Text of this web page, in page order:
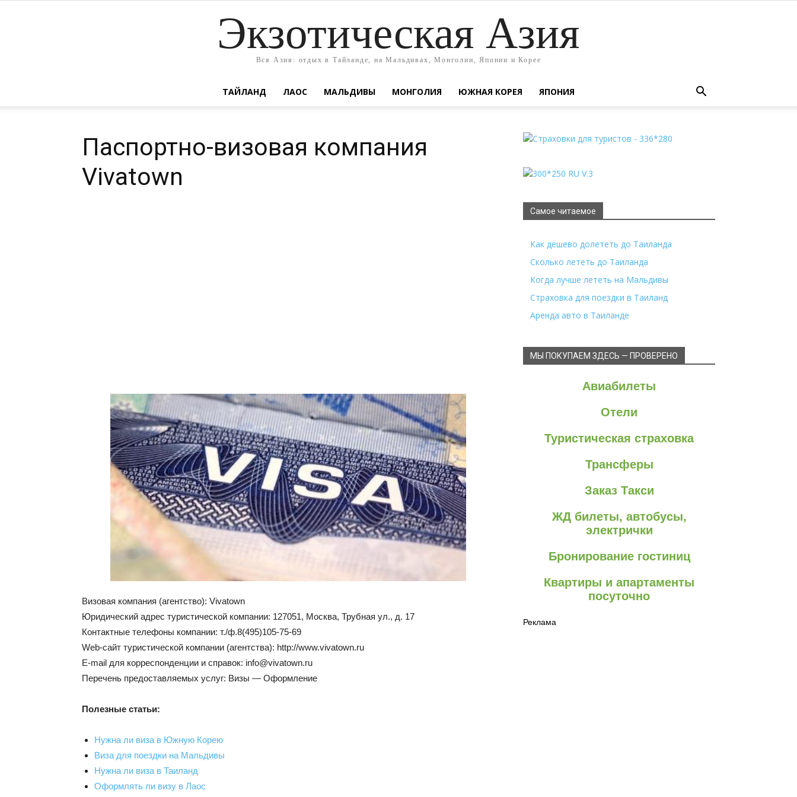
Экзотическая Азия
Вся Азия: отдых в Тайланде, на Мальдивах, Монголии, Японии и Корее
ТАЙЛАНД ЛАОС МАЛЬДИВЫ МОНГОЛИЯ ЮЖНАЯ КОРЕЯ ЯПОНИЯ
Паспортно-визовая компания
Vivatown
Визовая компания (агентство): Vivatown
Юридический адрес туристической компании: 127051, Москва, Трубная ул., д. 17
Контактные телефоны компании: т./ф.8(495)105-75-69
Web-сайт туристической компании (агентства): http://www.vivatown.ru
Е-mail для корреспонденции и справок: info@vivatown.ru
Перечень предоставляемых услуг: Визы — Оформление
Полезные статьи:
Нужна ли виза в Южную Корею
Виза для поездки на Мальдивы
Нужна ли виза в Таиланд
Оформлять ли визу в Лаос
Самое читаемое
Как дешево долететь до Таиланда
Сколько лететь до Таиланда
Когда лучше лететь на Мальдивы
Страховка для поездки в Таиланд
Аренда авто в Таиланде
МЫ ПОКУПАЕМ ЗДЕСЬ — ПРОВЕРЕНО
Авиабилеты
Отели
Туристическая страховка
Трансферы
Заказ Такси
ЖД билеты, автобусы,
электрички
Бронирование гостиниц
Квартиры и апартаменты
посуточно
Реклама